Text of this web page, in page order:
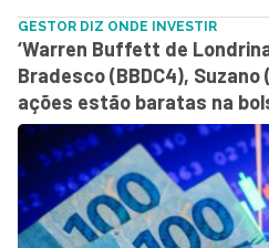
GESTOR DIZ ONDE INVESTIR
‘Warren Buffett de
Bradesco (BBDC4),
ações estão baratas na